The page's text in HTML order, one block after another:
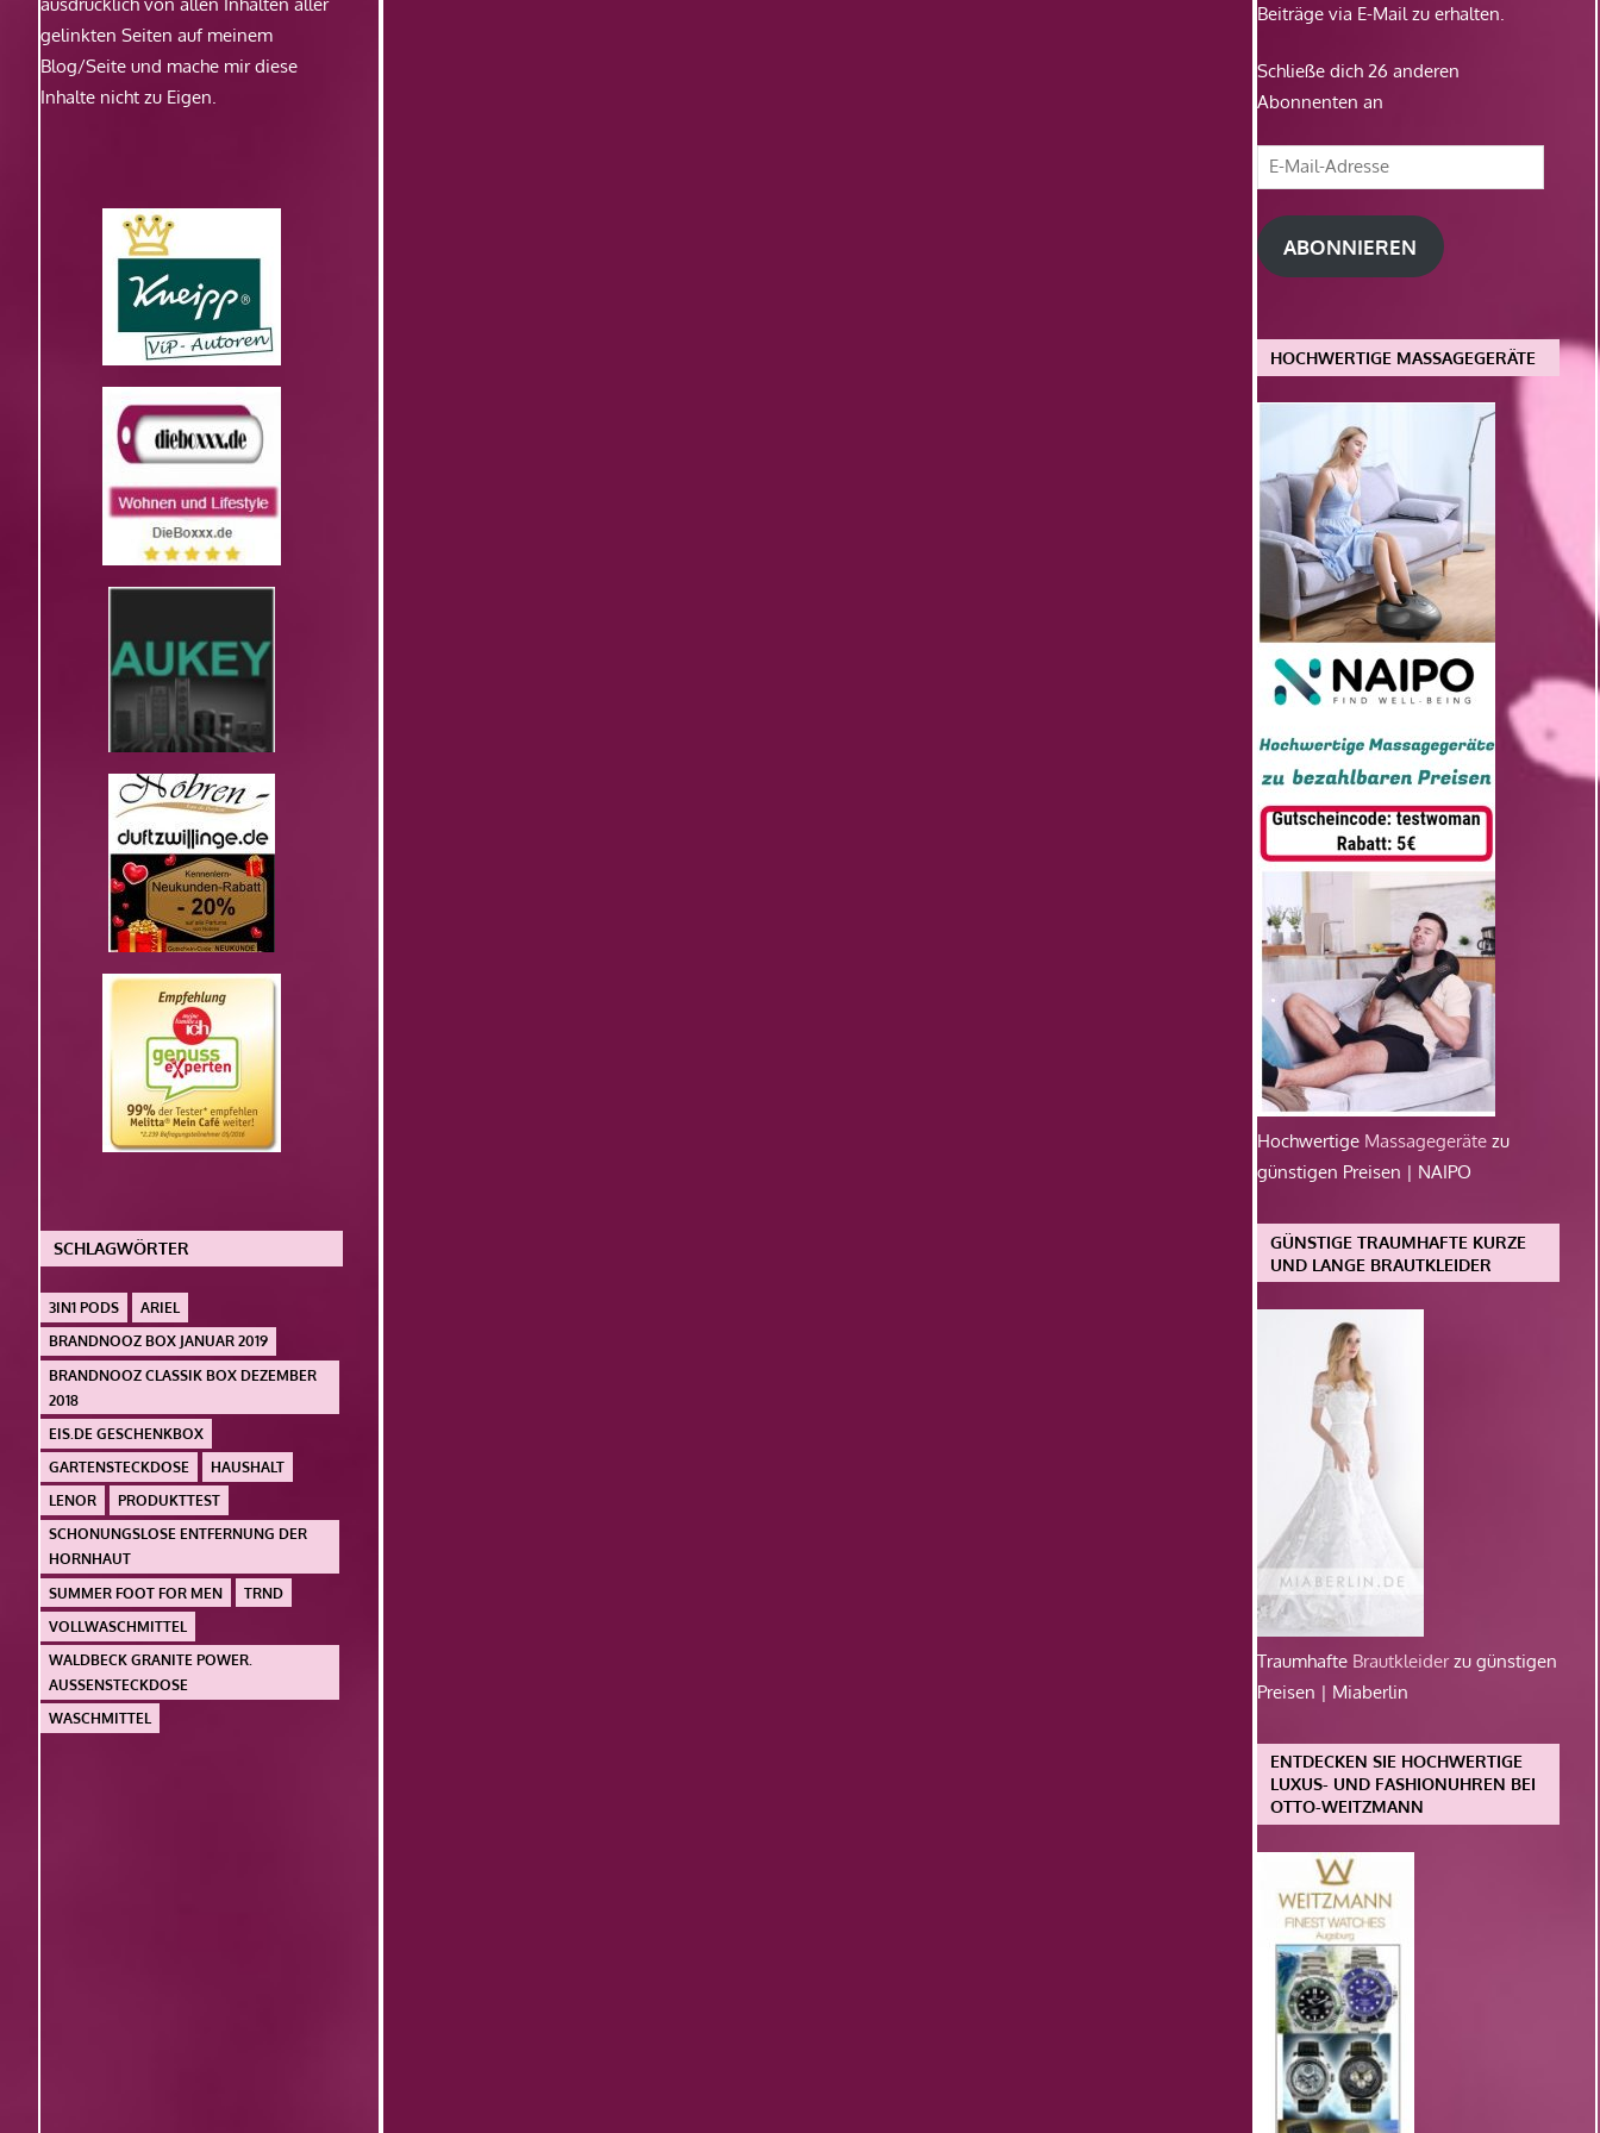
gelinkten Seiten auf meinem
Blog/Seite und mache mir diese
Inhalte nicht zu Eigen.
SCHLAGWÖRTER
3IN1 PODS
ARIEL
BRANDNOOZ BOX JANUAR 2019
BRANDNOOZ CLASSIK BOX DEZEMBER
2018
EIS.DE GESCHENKBOX
GARTENSTECKDOSE
HAUSHALT
LENOR
PRODUKTTEST
SCHONUNGSLOSE ENTFERNUNG DER
HORNHAUT
SUMMER FOOT FOR MEN
TRND
VOLLWASCHMITTEL
WALDBECK GRANITE POWER.
AUSSENSTECKDOSE
WASCHMITTEL
Beiträge via E-Mail zu erhalten.
Schließe dich 26 anderen
Abonnenten an
E-
Mail-
Adresse
ABONNIEREN
HOCHWERTIGE MASSAGEGERÄTE
Hochwertige Massagegeräte zu
günstigen Preisen | NAIPO
GÜNSTIGE TRAUMHAFTE KURZE
UND LANGE BRAUTKLEIDER
Traumhafte Brautkleiderzu günstigen
Preisen | Miaberlin
ENTDECKEN SIE HOCHWERTIGE
LUXUS- UND FASHIONUHREN BEI
OTTO-WEITZMANN